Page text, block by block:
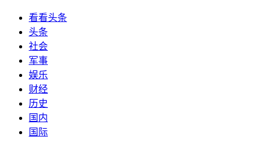
看看头条
头条
社会
军事
娱乐
财经
历史
国内
国际